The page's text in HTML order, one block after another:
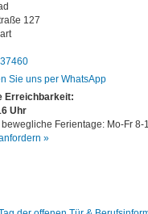
127
Erreichbarkeit:
Uhr
Ferientage: Mo-Fr 8-
»